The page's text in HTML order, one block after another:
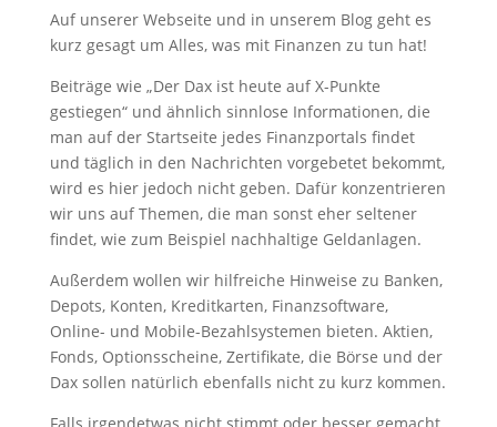
Auf unserer Webseite und in unserem Blog geht es
kurz gesagt um Alles, was mit Finanzen zu tun hat!
Beiträge wie „Der Dax ist heute auf X-Punkte
gestiegen“ und ähnlich sinnlose Informationen, die
man auf der Startseite jedes Finanzportals findet
und täglich in den Nachrichten vorgebetet bekommt,
wird es hier jedoch nicht geben. Dafür konzentrieren
wir uns auf Themen, die man sonst eher seltener
findet, wie zum Beispiel nachhaltige Geldanlagen.
Außerdem wollen wir hilfreiche Hinweise zu Banken,
Depots, Konten, Kreditkarten, Finanzsoftware,
Online- und Mobile-Bezahlsystemen bieten. Aktien,
Fonds, Optionsscheine, Zertifikate, die Börse und der
Dax sollen natürlich ebenfalls nicht zu kurz kommen.